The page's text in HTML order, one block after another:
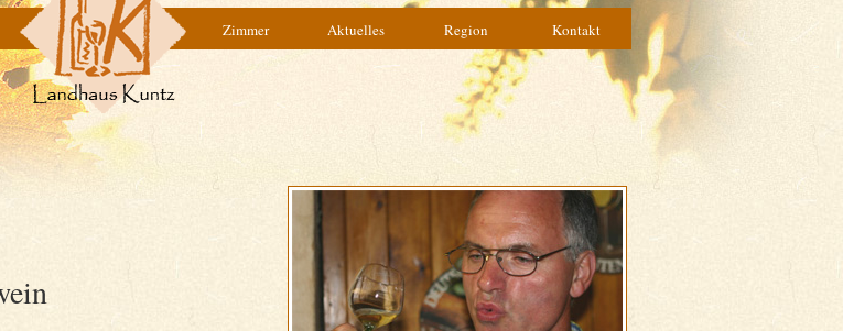
Zimmer Aktuelles Region Kontakt